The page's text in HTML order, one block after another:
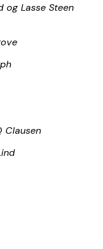
og Lasse Steen
Clausen